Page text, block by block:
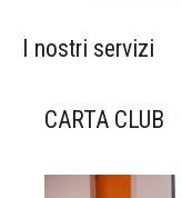
I nostri servizi
CARTA CLUB